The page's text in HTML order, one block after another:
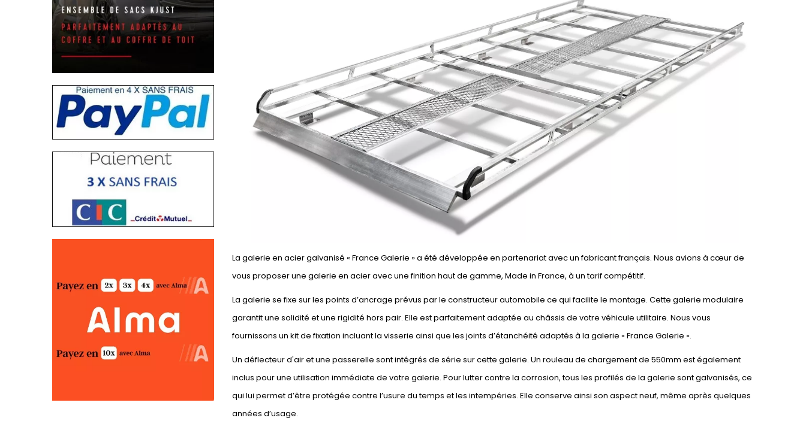
La galerie en acier galvanisé « France Galerie » a été développée en partenariat avec un fabricant français. Nous avions à cœur de
vous proposer une galerie en acier avec une finition haut de gamme, Made in France, à un tarif compétitif.
La galerie se fixe sur les points d’ancrage prévus par le constructeur automobile ce qui facilite le montage. Cette galerie modulaire
garantit une solidité et une rigidité hors pair. Elle est parfaitement adaptée au châssis de votre véhicule utilitaire. Nous vous
fournissons un kit de fixation incluant la visserie ainsi que les joints d’étanchéité adaptés à la galerie « France Galerie ».
Un déflecteur d'air et une passerelle sont intégrés de série sur cette galerie. Un rouleau de chargement de 550mm est également
inclus pour une utilisation immédiate de votre galerie. Pour lutter contre la corrosion, tous les profilés de la galerie sont galvanisés, ce
qui lui permet d’être protégée contre l’usure du temps et les intempéries. Elle conserve ainsi son aspect neuf, même après quelques
années d’usage.